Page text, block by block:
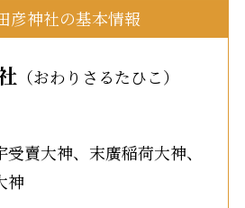
彦神社の基本情報
（おわりさるたひこ）
賣大神、末廣稲荷大神、
神